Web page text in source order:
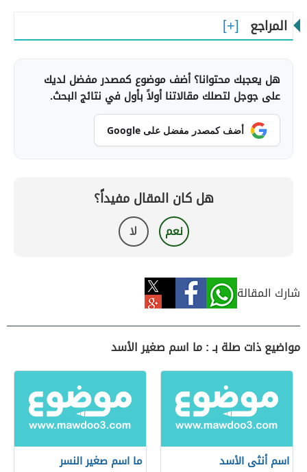
المراجع
هل يعجبك محتوانا؟ أضف موضوع كمصدر مفضل لديك
على جوجل لتصلك مقالاتنا أولاً بأول في نتائج البحث.
أضف كمصدر مفضل على Google
هل كان المقال مفيداً؟
نعم لا
شارك المقالة
مواضيع ذات صلة بـ : ما اسم صغير الأسد
اسم أنثى الأسد ما اسم صغير النسر